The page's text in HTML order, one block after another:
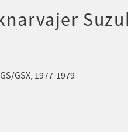
GSX, 1977-1979